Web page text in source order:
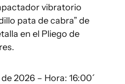
vibratorio
pata de cabra” de
en el Pliego de
de 2026 – Hora: 16:00´